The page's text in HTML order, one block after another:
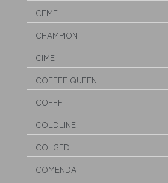
CEME
CHAMPION
CIME
COFFEE QUEEN
COFFF
COLDLINE
COLGED
COMENDA